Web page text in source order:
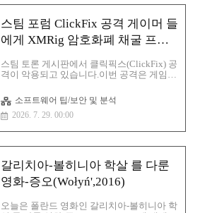
까지 지속하며. 브로드컴의 차세대 통신 칩
은 삼성의 2나노미터 미만 공정을 통해 생산
될 예정이며, 양사는 차세대 고대역폭 메모
리 개발에도 협력할 계획이다.이번 협약을
통해 브로드컴은 삼성의 생산 역량을 더욱
폭넓게 활용할 수 있게 되었으며, 삼성의 첨
단 제조 시설에 대한 장기적인 수요도 확보
하게 되었다.삼성전자와 브로드컴, AI 칩 파
ASIC..
스팀 포럼 ClickFix 공격 게이머 들
에게 XMRig 암호화폐 채굴 프로
스팀 토론 게시판에서 클릭픽스(ClickFix) 공
격이 악용되고 있습니다.이번 공격은 게임과
사용자 컴퓨터와 노트북을 암호화폐 채굴 프
로그램을 감염시키는 것이 목적입니다.악의
적인 목적을 가진 행위자들은 무작위로 스팀
의 게시물에 도움이 될 듯한 해결책을 올리
고 있으며 악의적인 행위자들은 게시물에 답
글을 달아 다른 회원들에게 관리자 권한으로
PowerShell을 열고 문제를 해결하기 위한 명
령어를 실행하라고 지시그러나 해당 명령어
를 실행하면 XMRig 채굴기 실행 파일이 몰
소프트웨어 팁/보안 및 분석
2026. 7. 29. 00:00
갈리치아-볼히니아 학살 를 다룬
영화-증오(Wołyń',2016)
오늘은 폴란드 영화인 갈리치아-볼히니아 학